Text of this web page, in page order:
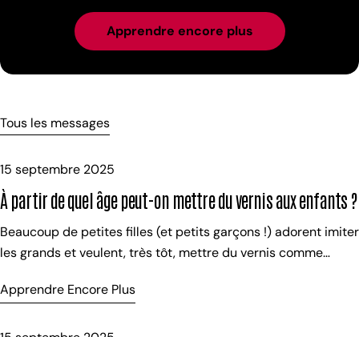
Apprendre encore plus
Tous les messages
15 septembre 2025
À partir de quel âge peut-on mettre du vernis aux enfants ?
Beaucoup de petites filles (et petits garçons !) adorent imiter
les grands et veulent, très tôt, mettre du vernis comme
: est-ce sans danger ? Les vernis classiques : à éviter sur les
Apprendre Encore Plus